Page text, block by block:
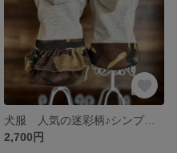
犬服 人気の迷彩柄♪シンプルデザインのタンクトップ&ワンピース
2,700円